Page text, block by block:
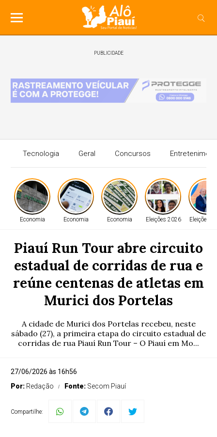
PUBLICIDADE
Tecnologia Geral Concursos
Economia Economia Economia Eleições 2026 Eleições
Piauí Run Tour abre circuito
estadual de corridas de rua e
reúne centenas de atletas em
Murici dos Portelas
A cidade de Murici dos Portelas recebeu, neste
sábado (27), a primeira etapa do circuito estadual de
corridas de rua Piauí Run Tour – O Piauí em Mo...
27/06/2026 às 16h56
Por: Redação Fonte: Secom Piauí
Compartilhe: